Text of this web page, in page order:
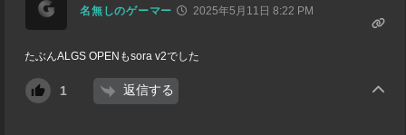
名無しのゲーマー 2025年5月11日 8:22 PM
たぶんALGS OPENもsora v2でした
1 返信する